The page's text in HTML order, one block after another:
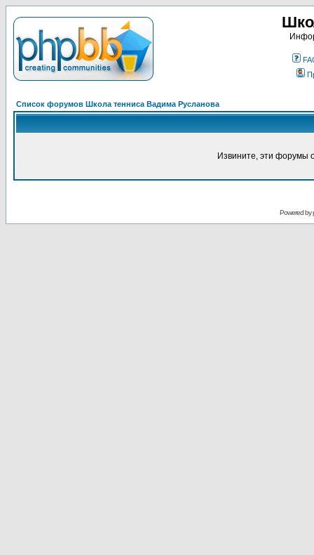
Список форумов Школа тенниса Вадима Русланова
Извините, эти форумы
Powered by